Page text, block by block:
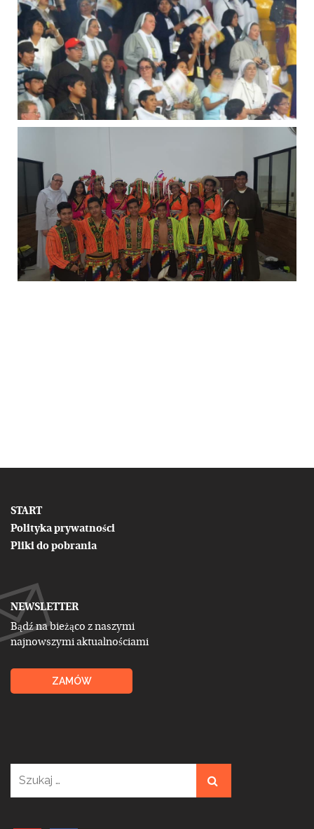
START
Polityka prywatności
Pliki do pobrania
NEWSLETTER
Bądź na bieżąco z naszymi
najnowszymi aktualnościami
ZAMÓW